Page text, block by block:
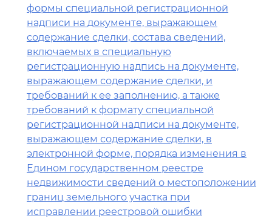
формы специальной регистрационной
надписи на документе, выражающем
содержание сделки, состава сведений,
включаемых в специальную
регистрационную надпись на документе,
выражающем содержание сделки, и
требований к ее заполнению, а также
требований к формату специальной
регистрационной надписи на документе,
выражающем содержание сделки, в
электронной форме, порядка изменения в
Едином государственном реестре
недвижимости сведений о местоположении
границ земельного участка при
исправлении реестровой ошибки